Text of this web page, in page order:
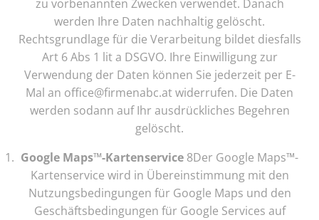
zu vorbenannten Zwecken verwendet. Danach
werden Ihre Daten nachhaltig gelöscht.
Rechtsgrundlage für die Verarbeitung bildet diesfalls
Art 6 Abs 1 lit a DSGVO. Ihre Einwilligung zur
Verwendung der Daten können Sie jederzeit per E-
Mal an office@firmenabc.at widerrufen. Die Daten
werden sodann auf Ihr ausdrückliches Begehren
gelöscht.
Google Maps™-Kartenservice 8Der Google Maps™-
Kartenservice wird in Übereinstimmung mit den
Nutzungsbedingungen für Google Maps und den
Geschäftsbedingungen für Google Services auf